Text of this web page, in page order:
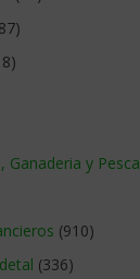
Ganaderia y Pesca
(910)
(336)